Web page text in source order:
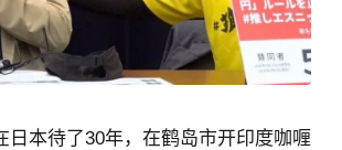
日本待了30年，在鹤岛市开印度咖喱